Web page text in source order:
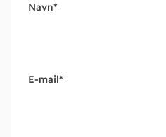
Navn*
E-mail*